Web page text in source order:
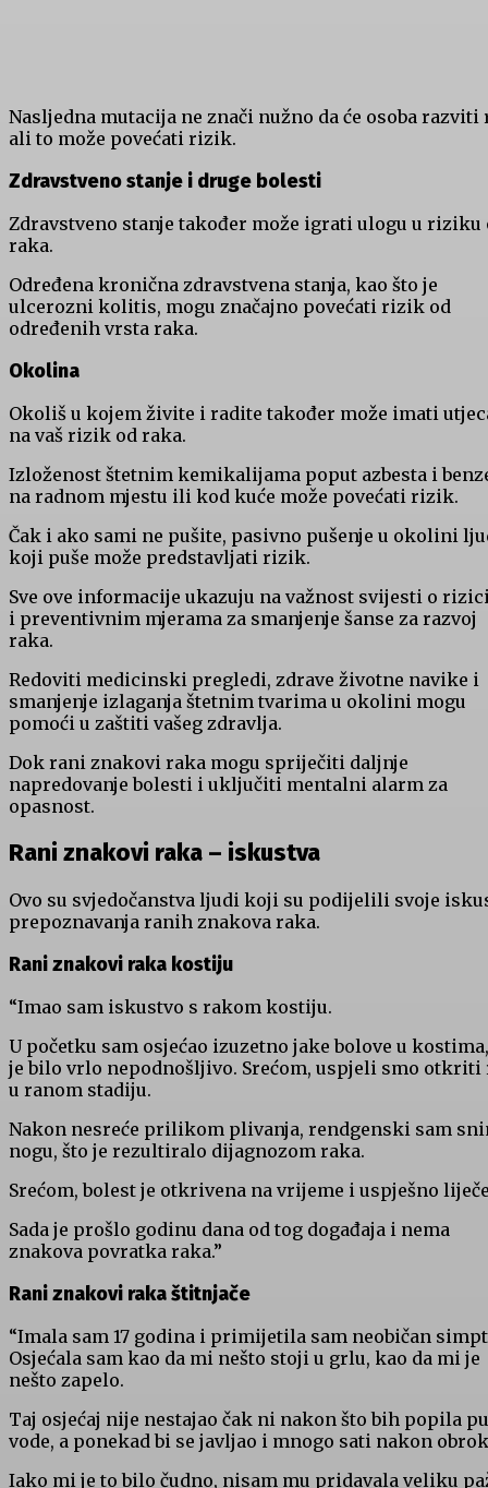
Nasljedna mutacija ne znači nužno da će osoba razviti
ali to može povećati rizik.
Zdravstveno stanje i druge bolesti
Zdravstveno stanje također može igrati ulogu u riziku
raka.
Određena kronična zdravstvena stanja, kao što je
ulcerozni kolitis, mogu značajno povećati rizik od
određenih vrsta raka.
Okolina
Okoliš u kojem živite i radite također može imati
na vaš rizik od raka.
Izloženost štetnim kemikalijama poput azbesta i
na radnom mjestu ili kod kuće može povećati rizik.
Čak i ako sami ne pušite, pasivno pušenje u okolini
koji puše može predstavljati rizik.
Sve ove informacije ukazuju na važnost svijesti o
i preventivnim mjerama za smanjenje šanse za razvoj
raka.
Redoviti medicinski pregledi, zdrave životne navike i
smanjenje izlaganja štetnim tvarima u okolini mogu
pomoći u zaštiti vašeg zdravlja.
Dok rani znakovi raka mogu spriječiti daljnje
napredovanje bolesti i uključiti mentalni alarm za
opasnost.
Rani znakovi raka – iskustva
Ovo su svjedočanstva ljudi koji su podijelili svoje
prepoznavanja ranih znakova raka.
Rani znakovi raka kostiju
“Imao sam iskustvo s rakom kostiju.
U početku sam osjećao izuzetno jake bolove u
je bilo vrlo nepodnošljivo. Srećom, uspjeli smo otkriti
u ranom stadiju.
Nakon nesreće prilikom plivanja, rendgenski sam
nogu, što je rezultiralo dijagnozom raka.
Srećom, bolest je otkrivena na vrijeme i uspješno
Sada je prošlo godinu dana od tog događaja i nema
znakova povratka raka.”
Rani znakovi raka štitnjače
“Imala sam 17 godina i primijetila sam neobičan
Osjećala sam kao da mi nešto stoji u grlu, kao da mi je
nešto zapelo.
Taj osjećaj nije nestajao čak ni nakon što bih popila
vode, a ponekad bi se javljao i mnogo sati nakon
Iako mi je to bilo čudno, nisam mu pridavala veliku